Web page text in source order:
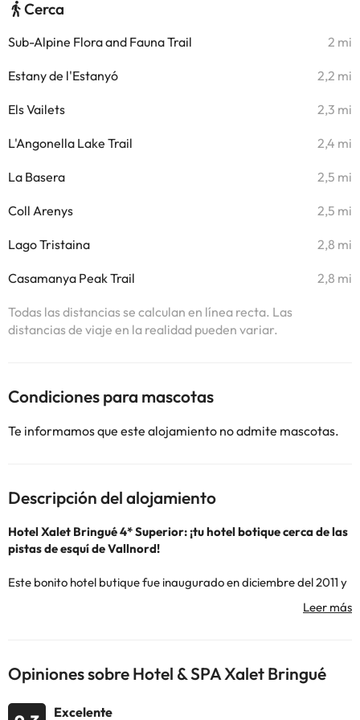
Cerca
Sub-Alpine Flora and Fauna Trail 2 mi
Estany de l'Estanyó 2,2 mi
Els Vailets 2,3 mi
L'Angonella Lake Trail 2,4 mi
La Basera 2,5 mi
Coll Arenys 2,5 mi
Lago Tristaina 2,8 mi
Casamanya Peak Trail 2,8 mi
Todas las distancias se calculan en línea recta. Las
distancias de viaje en la realidad pueden variar.
Condiciones para mascotas
Te informamos que este alojamiento no admite mascotas.
Descripción del alojamiento
Hotel Xalet Bringué 4* Superior: ¡tu hotelbotiquecerca de las
pistas de esquí de Vallnord!
Este bonito hotel butique fue inaugurado en diciembre del 2011 y
de Ordino. Cada espacio del hotel ha sido cuidado con detalle.
de diseño.
Una buena opción para invierno, pero también para verano
Opiniones sobre Hotel & SPA Xalet Bringué
Excelente